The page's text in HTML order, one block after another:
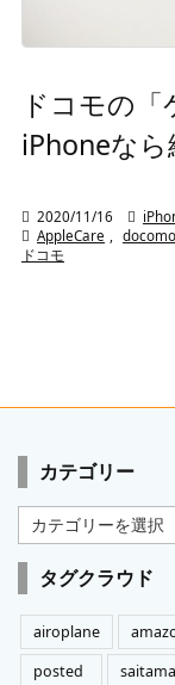
ドコモの
iPhoneな
 2020/11/16 
 AppleCare docomo
ドコモ
カテゴリー
テ
ゴ
ー
タグクラウド
airoplane
posted
saitama